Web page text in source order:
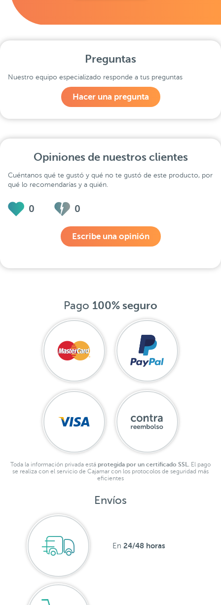
Preguntas
Nuestro equipo especializado responde a tus preguntas
Hacer una pregunta
Opiniones de nuestros clientes
Cuéntanos qué te gustó y qué no te gustó de este producto, por
qué lo recomendarías y a quién.
0 0
Escribe una opinión
Pago 100% seguro
Toda la información privada está protegida por un certificado SSL. El pago
se realiza con el servicio de Cajamar con los protocolos de seguridad más
eficientes
Envíos
En 24/48 horas